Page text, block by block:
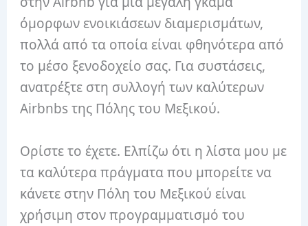
όμορφων ενοικιάσεων διαμερισμάτων,
πολλά από τα οποία είναι φθηνότερα από
το μέσο ξενοδοχείο σας. Για συστάσεις,
ανατρέξτε στη συλλογή των καλύτερων
Airbnbs της Πόλης του Μεξικού.
Ορίστε το έχετε. Ελπίζω ότι η λίστα μου με
τα καλύτερα πράγματα που μπορείτε να
κάνετε στην Πόλη του Μεξικού είναι
χρήσιμη στον προγραμματισμό του